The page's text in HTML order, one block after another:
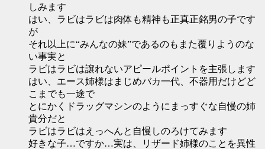
しみます
はい、ラビはラビは肉体も精神も正真正銘男の子です
が
それ以上に“みんなの妹”であるのもまた覆りようのな
い事実と
ラビはラビは譲れないアピールポイントを主張します
はい、エース姉様はまじめバカ一代、不器用だけどど
こまでも一途で
とにかくドラッグマシンのようにまっすぐな自慢の姉
貴分だと
ラビはラビはえっへんと自慢しのろけてみます
好きな子…ですか…実は、リザード姉様のことを異性